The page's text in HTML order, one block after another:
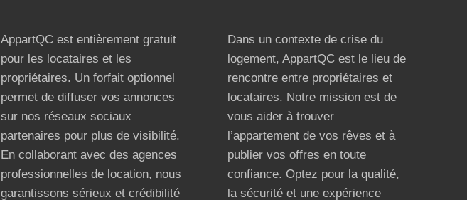
AppartQC est entièrement gratuit
pour les locataires et les
propriétaires. Un forfait optionnel
permet de diffuser vos annonces
sur nos réseaux sociaux
partenaires pour plus de visibilité.
En collaborant avec des agences
professionnelles de location, nous
garantissons sérieux et crédibilité
Dans un contexte de crise du
logement, AppartQC est le lieu de
rencontre entre propriétaires et
locataires. Notre mission est de
vous aider à trouver
l’appartement de vos rêves et à
publier vos offres en toute
confiance. Optez pour la qualité,
la sécurité et une expérience